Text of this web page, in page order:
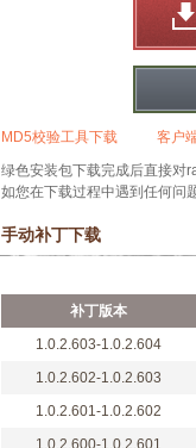
MD5校验工具下载
客户
绿色安装包下载完成后直接对
如您在下载过程中遇到任何问
手动补丁下载